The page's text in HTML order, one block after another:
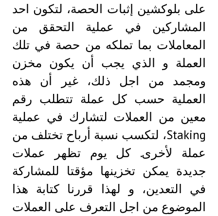
على بلوكشين إثبات الحصة، لتكون احد
المشاركين في عملية التحقق من
المعاملات بما تملكه من حصة في تلك
العملة و الذي يجب أن يكون مخزن
ومجمد من اجل ذلك، غير أن هذه
العملية حسب كل عملة تتطلب رقم
معين من العملات لتشارك في عملية
Staking، لتكسب نسبة أرباح تختلف من
عملة لأخرى. كل يوم تظهر عملات
جديدة يمكن تخزينها مؤقتا للمشاركة
في التعدين، و لهذا قررنا كتابة هذا
الموضوع من اجل التعرف على العملات